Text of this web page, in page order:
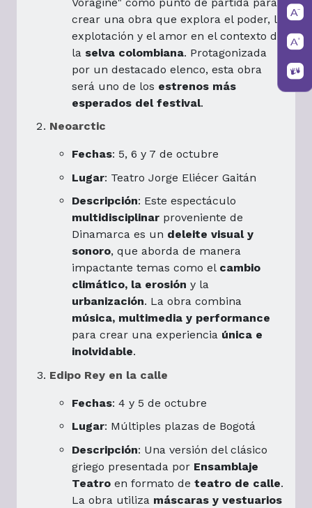
crear una obra que explora el poder, la
explotación y el amor en el contexto de
la selva colombiana. Protagonizada
por un destacado elenco, esta obra
será uno de los estrenos más
esperados del festival.
Neoarctic
Fechas: 5, 6 y 7 de octubre
Lugar: Teatro Jorge Eliécer Gaitán
Descripción: Este espectáculo
multidisciplinar proveniente de
Dinamarca es un deleite visual y
sonoro, que aborda de manera
impactante temas como el cambio
climático, la erosión y la
urbanización. La obra combina
música, multimedia y performance
para crear una experiencia única e
inolvidable.
Edipo Rey en la calle
Fechas: 4 y 5 de octubre
Lugar: Múltiples plazas de Bogotá
Descripción: Una versión del clásico
griego presentada por Ensamblaje
Teatro en formato de teatro de calle.
La obra utiliza máscaras y vestuarios